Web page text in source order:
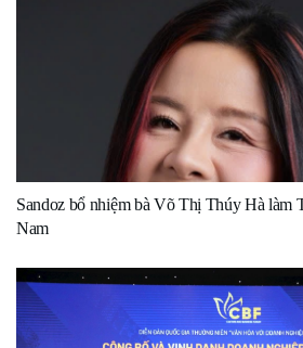
Sandoz bổ nhiệm bà Võ Thị Thúy Hà làm
Nam